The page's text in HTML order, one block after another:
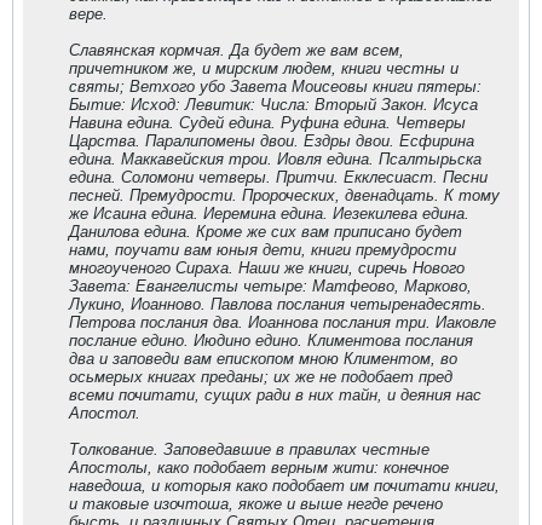
вере.
Славянская кормчая. Да будет же вам всем,
причетником же, и мирским людем, книги честны и
святы; Ветхого убо Завета Моисеовы книги пятеры:
Бытие: Исход: Левитик: Числа: Вторый Закон. Исуса
Навина едина. Судей едина. Руфина едина. Четверы
Царства. Паралипомены двои. Ездры двои. Есфирина
едина. Маккавейския трои. Иовля едина. Псалтырьска
едина. Соломони четверы. Притчи. Екклесиаст. Песни
песней. Премудрости. Пророческих, двенадцать. К тому
же Исаина едина. Иеремина едина. Иезекилева едина.
Данилова едина. Кроме же сих вам приписано будет
нами, поучати вам юныя дети, книги премудрости
многоученого Сираха. Наши же книги, сиречь Нового
Завета: Евангелисты четыре: Матфеово, Марково,
Лукино, Иоанново. Павлова послания четыренадесять.
Петрова послания два. Иоаннова послания три. Иаковле
послание едино. Июдино едино. Климентова послания
два и заповеди вам епископом мною Климентом, во
осьмерых книгах преданы; их же не подобает пред
всеми почитати, сущих ради в них тайн, и деяния нас
Апостол.
Толкование. Заповедавшие в правилах честные
Апостолы, како подобает верным жити: конечное
наведоша, и которыя како подобает им почитати книги,
и таковые изочтоша, якоже и выше негде речено